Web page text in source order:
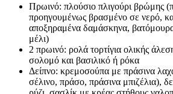
Πρωινό: πλούσιο πλιγούρι βρώμης
προηγουμένως βρασμένο σε νερό,
αποξηραμένα δαμάσκηνα,
μέλι)
2 πρωινό: ρολά τορτίγια ολικής
σολομό και βασιλικό ή ρόκα
Δείπνο: κρεμοσούπα με πράσινα
σέλινο, πράσο, πράσινα μπιζέλια),